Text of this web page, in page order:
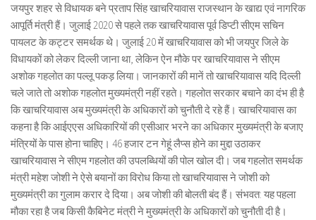
जयपुर शहर से विधायक बने प्रताप सिंह खाचरियावास राजस्थान के खाद्य एवं नागरिक
आपूर्ति मंत्री हैं। जुलाई 2020 से पहले तक खाचरियावास पूर्व डिप्टी सीएम सचिन
पायलट के कट्टर समर्थक थे। जुलाई 20 में खाचरियावास को भी जयपुर जिले के
विधायकों को लेकर दिल्ली जाना था, लेकिन ऐन मौके पर खाचरियावास ने सीएम
अशोक गहलोत का पल्लू पकड़ लिया। जानकारों की मानें तो खाचरियावास यदि दिल्ली
चले जाते तो अशोक गहलोत मुख्यमंत्री नहीं रहते। गहलोत सरकार बचाने का दंभ ही है
कि खाचरियावास अब मुख्यमंत्री के अधिकारों को चुनौती दे रहे हैं। खाचरियावास का
कहना है कि आईएएस अधिकारियों की एसीआर भरने का अधिकार मुख्यमंत्री के बजाए
मंत्रियों के पास होना चाहिए। 46 हजार टन गेहूं लैप्स होने का मुद्दा उठाकर
खाचरियावास ने सीएम गहलोत की उपलब्धियों की पोल खोल दी। जब गहलोत समर्थक
मंत्री महेश जोशी ने ऐसे बयानों का विरोध किया तो खाचरियावास ने जोशी को
मुख्यमंत्री का गुलाम करार दे दिया। अब जोशी की बोलती बंद हैं। संभवत: यह पहला
मौका रहा है जब किसी कैबिनेट मंत्री ने मुख्यमंत्री के अधिकारों को चुनौती दी है।